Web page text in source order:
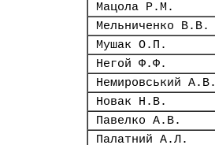
Мацола Р.М.
Мельниченко В.В.
Мушак О.П.
Негой Ф.Ф.
Немировський А.В.
Новак Н.В.
Павелко А.В.
Палатний А.Л.